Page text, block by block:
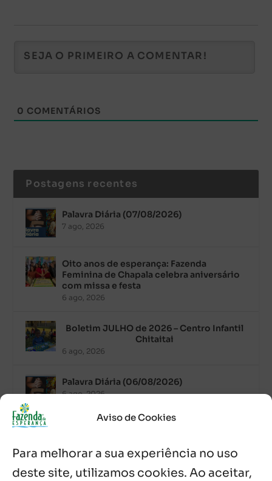
Aviso de Cookies
Para melhorar a sua experiência no uso
deste site, utilizamos cookies. Ao aceitar,
0 COMENTÁRIOS
Postagens recentes
Palavra Diária (07/08/2026)
7 ago, 2026
Oito anos de esperança: Fazenda
Feminina de Chapala celebra aniversário
com missa e festa
6 ago, 2026
Boletim JULHO de 2026 – Centro Infantil
Chitaitai
6 ago, 2026
Palavra Diária (06/08/2026)
6 ago, 2026
de Guadalajara